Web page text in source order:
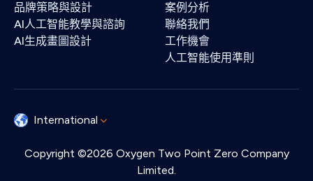
品牌策略與設計
AI人工智能教學與諮詢
AI生成畫圖設計
案例分析
聯絡我們
工作機會
人工智能使用準則
International
Copyright ©2026 Oxygen Two Point Zero Company
Limited.